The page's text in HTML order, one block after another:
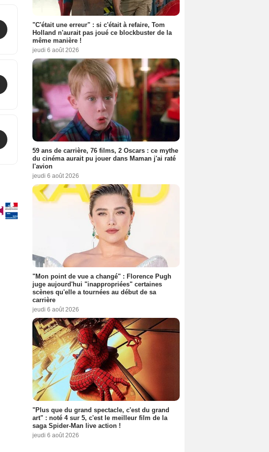
"C'était une erreur" : si c'était à refaire, Tom
Holland n'aurait pas joué ce blockbuster de la
même manière !
jeudi 6 août 2026
59 ans de carrière, 76 films, 2 Oscars : ce mythe
du cinéma aurait pu jouer dans Maman j'ai raté
l'avion
jeudi 6 août 2026
"Mon point de vue a changé" : Florence Pugh
juge aujourd'hui "inappropriées" certaines
scènes qu'elle a tournées au début de sa
carrière
jeudi 6 août 2026
"Plus que du grand spectacle, c'est du grand
art" : noté 4 sur 5, c'est le meilleur film de la
saga Spider-Man live action !
jeudi 6 août 2026